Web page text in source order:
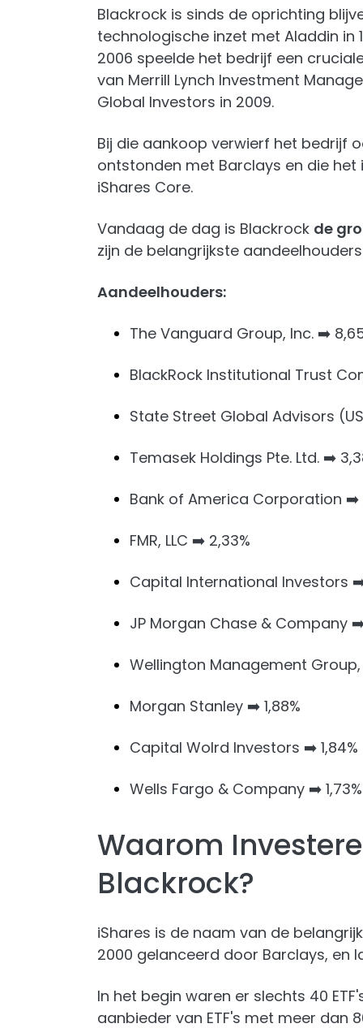
Blackrock is sinds de oprichting
technologische inzet met Aladdin in
2006 speelde het bedrijf een
van Merrill Lynch Investment
Global Investors in 2009.
Bij die aankoop verwierf het bedrijf
ontstonden met Barclays en die
iShares Core.
Vandaag de dag is Blackrock de
zijn de belangrijkste
Aandeelhouders:
The Vanguard Group, Inc. ➡️
BlackRock Institutional Trust
State Street Global Advisors
Temasek Holdings Pte. Ltd. ➡️
Bank of America Corporation ➡️
FMR, LLC ➡️ 2,33%
Capital International Investors ➡️
JP Morgan Chase & Company
Wellington Management Group,
Morgan Stanley ➡️ 1,88%
Capital Wolrd Investors ➡️ 1,84%
Wells Fargo & Company ➡️ 1,73%
Waarom
Blackrock?
iShares is de naam van de
2000 gelanceerd door Barclays, en
In het begin waren er slechts 40
aanbieder van ETF's met meer dan